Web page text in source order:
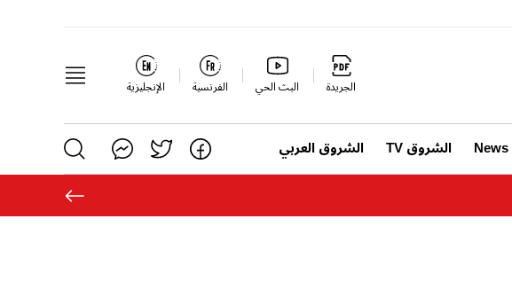
الجريدة البث الحي الفرنسية الإنجليزية
الشروق TV الشروق العربي